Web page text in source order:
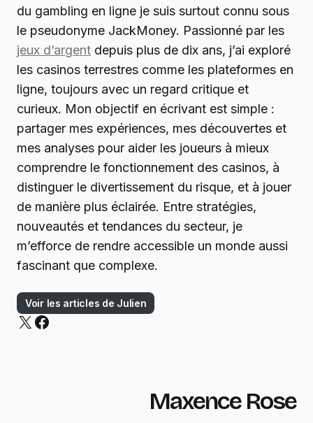
du gambling en ligne je suis surtout connu sous
le pseudonyme JackMoney. Passionné par les
jeux d’argent depuis plus de dix ans, j’ai exploré
les casinos terrestres comme les plateformes en
ligne, toujours avec un regard critique et
curieux. Mon objectif en écrivant est simple :
partager mes expériences, mes découvertes et
mes analyses pour aider les joueurs à mieux
comprendre le fonctionnement des casinos, à
distinguer le divertissement du risque, et à jouer
de manière plus éclairée. Entre stratégies,
nouveautés et tendances du secteur, je
m’efforce de rendre accessible un monde aussi
fascinant que complexe.
Voir les articles de Julien
Maxence Rose